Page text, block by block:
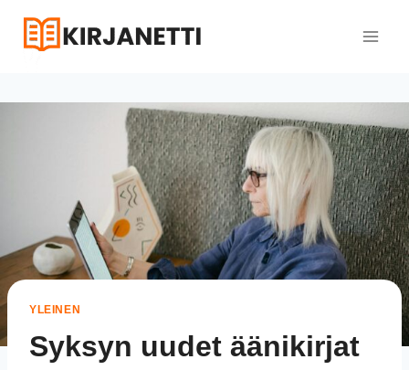
sisältöön
YLEINEN
Syksyn uudet äänikirjat